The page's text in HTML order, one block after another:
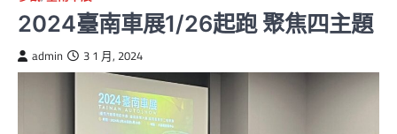
2024臺南車展1/26起跑 聚焦四主題
admin 3 1 月, 2024